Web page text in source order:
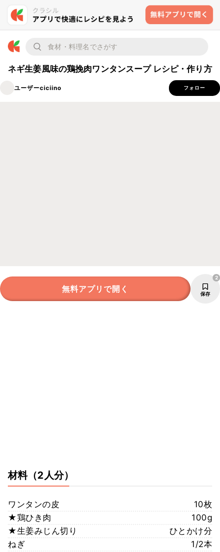
ネギ生姜風味の鶏挽肉ワンタンスープ レシピ・作り方
ユーザーciciino フォロー
無料アプリで開く 保存
2
材料（2人分）
ワンタンの皮
10枚
★鶏ひき肉
100g
★生姜みじん切り
ひとかけ分
ねぎ
1/2本